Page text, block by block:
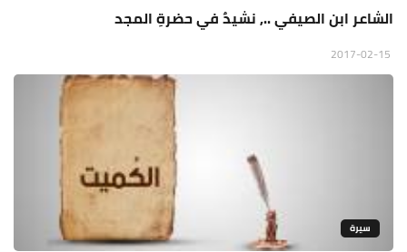
الشاعر ابن الصيفي .., نشيدٌ في حضرةِ المجد
سيرة